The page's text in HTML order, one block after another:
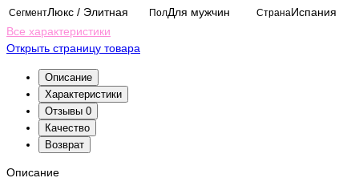
СегментЛюкс / Элитная ПолДля мужчин СтранаИспания
Все характеристики
Открыть страницу товара
Описание
Характеристики
Отзывы 0
Качество
Возврат
Описание